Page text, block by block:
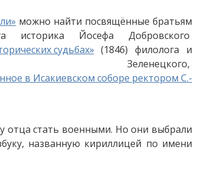
можно найти посвящённые братьям
Йосефа Добровского
судьбах» (1846) филолога и
в Исакиевском соборе ректором С.-
отца стать военными. Но они выбрали
названную кириллицей по имени